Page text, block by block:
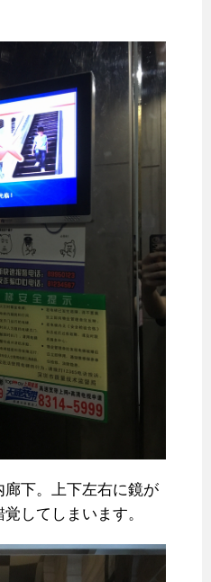
下。上下左右に鏡が
してしまいます。